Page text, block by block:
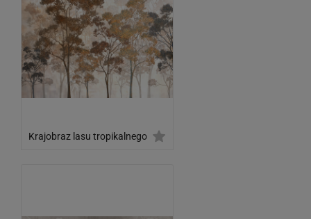
Krajobraz lasu tropikalnego